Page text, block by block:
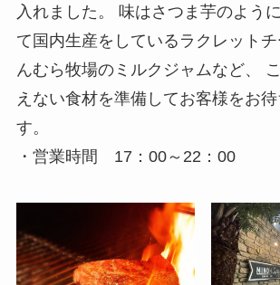
入れました。 味はさつま芋のよう
て国内生産をしているラクレット
んむら牧場のミルクジャムなど、
えない食材を準備してお客様をお
す。
・営業時間 17：00～22：00